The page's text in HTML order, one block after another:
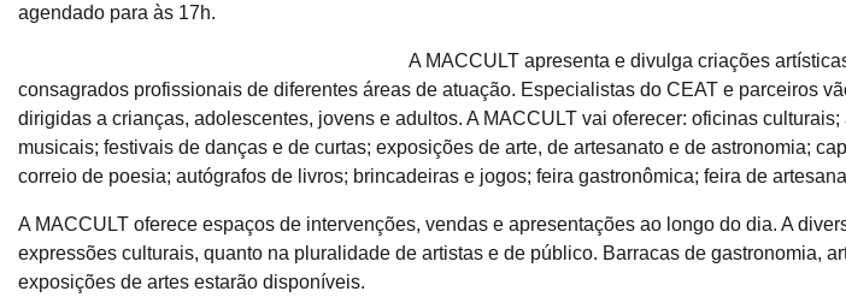
agendado para às 17h.
A MACCULT apresenta e divulga criações
consagrados profissionais de diferentes áreas de atuação. Especialistas do CEAT e parceiros
dirigidas a crianças, adolescentes, jovens e adultos. A MACCULT vai oferecer: oficinas
musicais; festivais de danças e de curtas; exposições de arte, de artesanato e de astronomia;
correio de poesia; autógrafos de livros; brincadeiras e jogos; feira gastronômica; feira de
A MACCULT oferece espaços de intervenções, vendas e apresentações ao longo do dia. A
expressões culturais, quanto na pluralidade de artistas e de público. Barracas de gastronomia,
exposições de artes estarão disponíveis.